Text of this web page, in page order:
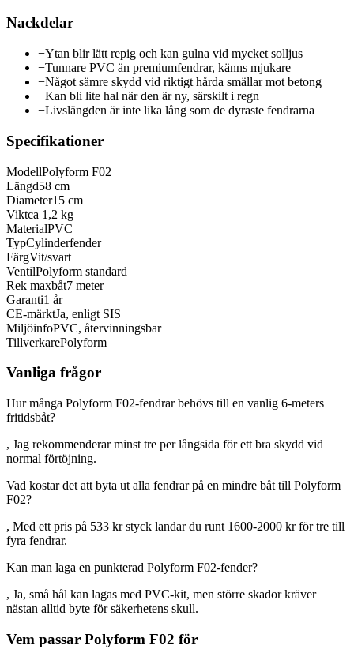
Nackdelar
−Ytan blir lätt repig och kan gulna vid mycket solljus
−Tunnare PVC än premiumfendrar, känns mjukare
−Något sämre skydd vid riktigt hårda smällar mot betong
−Kan bli lite hal när den är ny, särskilt i regn
−Livslängden är inte lika lång som de dyraste fendrarna
Specifikationer
ModellPolyform F02
Längd58 cm
Diameter15 cm
Viktca 1,2 kg
MaterialPVC
TypCylinderfender
FärgVit/svart
VentilPolyform standard
Rek maxbåt7 meter
Garanti1 år
CE-märktJa, enligt SIS
MiljöinfoPVC, återvinningsbar
TillverkarePolyform
Vanliga frågor
Hur många Polyform F02-fendrar behövs till en vanlig 6-meters
fritidsbåt?
, Jag rekommenderar minst tre per långsida för ett bra skydd vid
normal förtöjning.
Vad kostar det att byta ut alla fendrar på en mindre båt till Polyform
F02?
, Med ett pris på 533 kr styck landar du runt 1600-2000 kr för tre till
fyra fendrar.
Kan man laga en punkterad Polyform F02-fender?
, Ja, små hål kan lagas med PVC-kit, men större skador kräver
nästan alltid byte för säkerhetens skull.
Vem passar Polyform F02 för